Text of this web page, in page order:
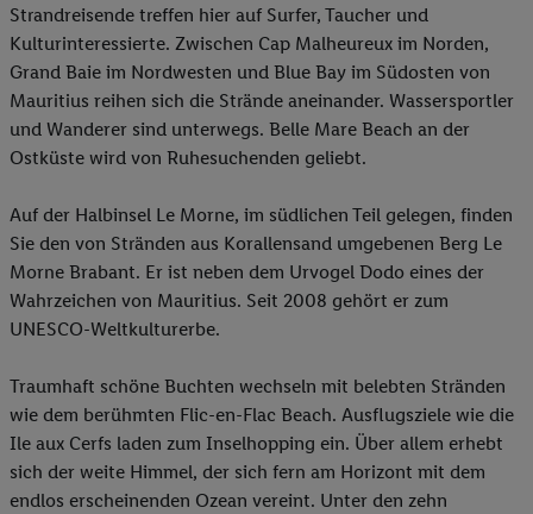
Strandreisende treffen hier auf Surfer, Taucher und
Kulturinteressierte. Zwischen Cap Malheureux im Norden,
Grand Baie im Nordwesten und Blue Bay im Südosten von
Mauritius reihen sich die Strände aneinander. Wassersportler
und Wanderer sind unterwegs. Belle Mare Beach an der
Ostküste wird von Ruhesuchenden geliebt.
Auf der Halbinsel Le Morne, im südlichen Teil gelegen, finden
Sie den von Stränden aus Korallensand umgebenen Berg Le
Morne Brabant. Er ist neben dem Urvogel Dodo eines der
Wahrzeichen von Mauritius. Seit 2008 gehört er zum
UNESCO-Weltkulturerbe.
Traumhaft schöne Buchten wechseln mit belebten Stränden
wie dem berühmten Flic-en-Flac Beach. Ausflugsziele wie die
Ile aux Cerfs laden zum Inselhopping ein. Über allem erhebt
sich der weite Himmel, der sich fern am Horizont mit dem
endlos erscheinenden Ozean vereint. Unter den zehn